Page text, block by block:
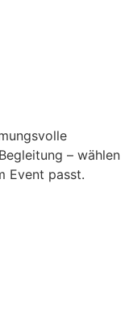
– wählen
Event passt.